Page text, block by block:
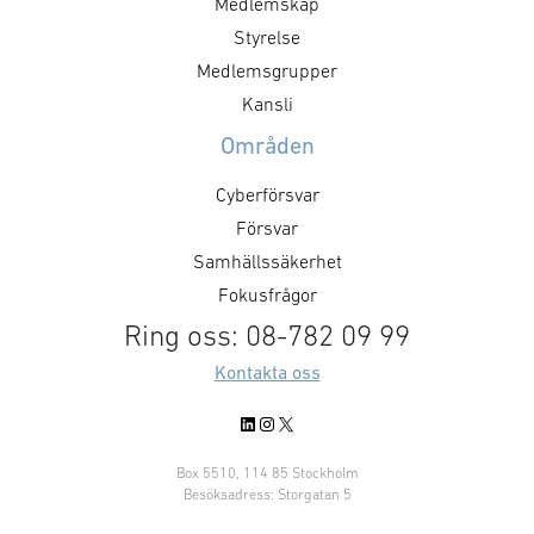
Styrelse
Medlemsgrupper
Kansli
Områden
Cyberförsvar
Försvar
Samhällssäkerhet
Fokusfrågor
Ring oss: 08-782 09 99
Kontakta oss
LinkedIn
Instagram
X
Box 5510, 114 85 Stockholm
Besöksadress: Storgatan 5